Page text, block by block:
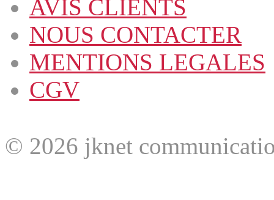
AVIS CLIENTS
NOUS CONTACTER
MENTIONS LEGALES
CGV
© 2026 jknet